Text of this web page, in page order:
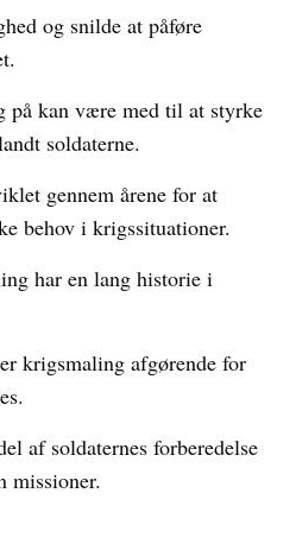
og snilde at påføre
på kan være med til at styrke
soldaterne.
gennem årene for at
behov i krigssituationer.
har en lang historie i
krigsmaling afgørende for
af soldaternes forberedelse
missioner.